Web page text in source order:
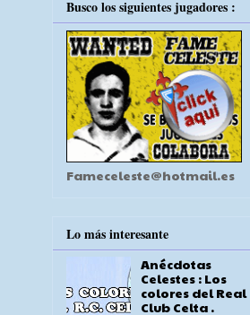
Busco los siguientes jugadores :
Fameceleste@hotmail.es
Lo más interesante
Anécdotas
Celestes : Los
colores del Real
Club Celta .